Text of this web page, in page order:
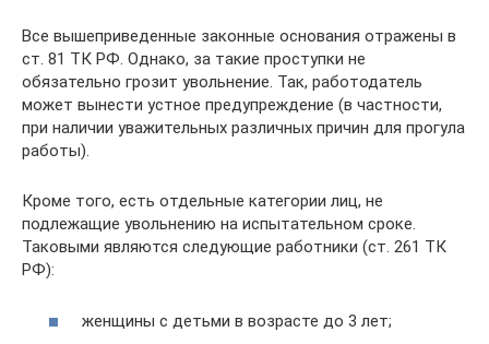
Все вышеприведенные законные основания отражены в
ст. 81 ТК РФ. Однако, за такие проступки не
обязательно грозит увольнение. Так, работодатель
может вынести устное предупреждение (в частности,
при наличии уважительных различных причин для прогула
работы).
Кроме того, есть отдельные категории лиц, не
подлежащие увольнению на испытательном сроке.
Таковыми являются следующие работники (ст. 261 ТК
РФ):
женщины с детьми в возрасте до 3 лет;